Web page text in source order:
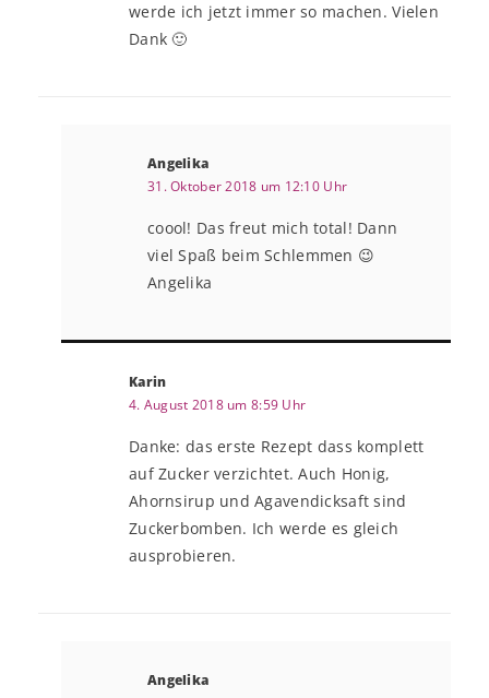
werde ich jetzt immer so machen. Vielen
Dank 🙂
Angelika
31. Oktober 2018 um 12:10 Uhr
coool! Das freut mich total! Dann
viel Spaß beim Schlemmen 😉
Angelika
Karin
4. August 2018 um 8:59 Uhr
Danke: das erste Rezept dass komplett
auf Zucker verzichtet. Auch Honig,
Ahornsirup und Agavendicksaft sind
Zuckerbomben. Ich werde es gleich
ausprobieren.
Angelika